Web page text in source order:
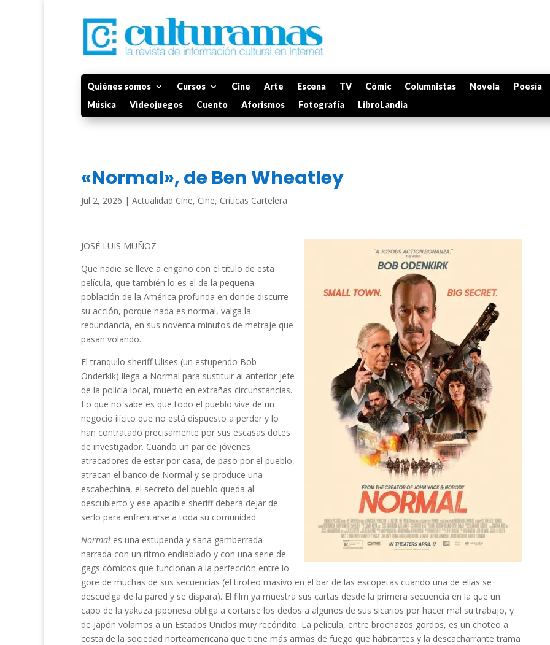
Quiénes somos Cursos Cine Arte Escena TV Cómic Columnistas Novela Poesía
Música
Videojuegos Cuento Aforismos Fotografía LibroLandia
«Normal», de Ben Wheatley
Jul 2, 2026 | Actualidad Cine, Cine, Críticas Cartelera
JOSÉ LUIS MUÑOZ
Que nadie se lleve a engaño con el título de esta
película, que también lo es el de la pequeña
población de la América profunda en donde discurre
su acción, porque nada es normal, valga la
redundancia, en sus noventa minutos de metraje que
pasan volando.
El tranquilo sheriff Ulises (un estupendo Bob
Onderkik) llega a Normal para sustituir al anterior jefe
de la policía local, muerto en extrañas circunstancias.
Lo que no sabe es que todo el pueblo vive de un
negocio ilícito que no está dispuesto a perder y lo
han contratado precisamente por sus escasas dotes
de investigador. Cuando un par de jóvenes
atracadores de estar por casa, de paso por el pueblo,
atracan el banco de Normal y se produce una
escabechina, el secreto del pueblo queda al
descubierto y ese apacible sheriff deberá dejar de
serlo para enfrentarse a toda su comunidad.
Normal es una estupenda y sana gamberrada
narrada con un ritmo endiablado y con una serie de
gags cómicos que funcionan a la perfección entre lo
gore de muchas de sus secuencias (el tiroteo masivo en el bar de las escopetas cuando una de ellas se
descuelga de la pared y se dispara). El film ya muestra sus cartas desde la primera secuencia en la que un
capo de la yakuza japonesa obliga a cortarse los dedos a algunos de sus sicarios por hacer mal su trabajo, y
de Japón volamos a un Estados Unidos muy recóndito. La película, entre brochazos gordos, es un choteo a
costa de la sociedad norteamericana que tiene más armas de fuego que habitantes y la descacharrante trama